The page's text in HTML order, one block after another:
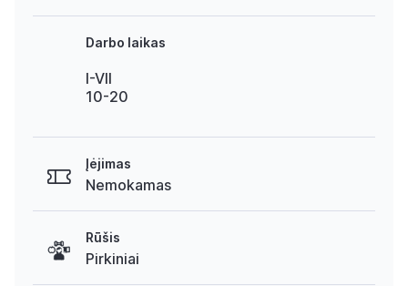
Darbo laikas
I-VII
10-20
Įėjimas
Nemokamas
Rūšis
Pirkiniai